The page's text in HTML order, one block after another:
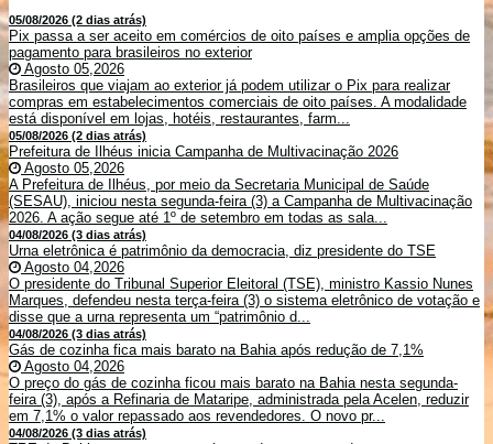
05/08/2026 (2 dias atrás)
Pix passa a ser aceito em comércios de oito países e amplia opções de
pagamento para brasileiros no exterior
Agosto 05,2026
Brasileiros que viajam ao exterior já podem utilizar o Pix para realizar
compras em estabelecimentos comerciais de oito países. A modalidade
está disponível em lojas, hotéis, restaurantes, farm...
05/08/2026 (2 dias atrás)
Prefeitura de Ilhéus inicia Campanha de Multivacinação 2026
Agosto 05,2026
A Prefeitura de Ilhéus, por meio da Secretaria Municipal de Saúde
(SESAU), iniciou nesta segunda-feira (3) a Campanha de Multivacinação
2026. A ação segue até 1º de setembro em todas as sala...
04/08/2026 (3 dias atrás)
Urna eletrônica é patrimônio da democracia, diz presidente do TSE
Agosto 04,2026
O presidente do Tribunal Superior Eleitoral (TSE), ministro Kassio Nunes
Marques, defendeu nesta terça-feira (3) o sistema eletrônico de votação e
disse que a urna representa um “patrimônio d...
04/08/2026 (3 dias atrás)
Gás de cozinha fica mais barato na Bahia após redução de 7,1%
Agosto 04,2026
O preço do gás de cozinha ficou mais barato na Bahia nesta segunda-
feira (3), após a Refinaria de Mataripe, administrada pela Acelen, reduzir
em 7,1% o valor repassado aos revendedores. O novo pr...
04/08/2026 (3 dias atrás)